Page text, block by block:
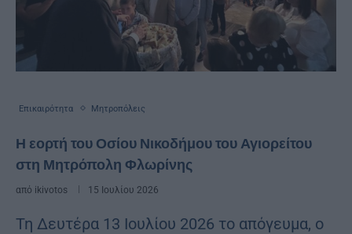
Επικαιρότητα Μητροπόλεις
Η εορτή του Οσίου Νικοδήμου του Αγιορείτου
στη Μητρόπολη Φλωρίνης
από ikivotos 15 Ιουλίου 2026
Τη Δευτέρα 13 Ιουλίου 2026 το απόγευμα, ο